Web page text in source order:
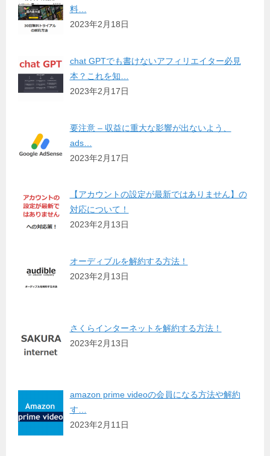
料…
2023年2月18日
chat GPTでも書けないアフィリエイター必見
本？これを知…
2023年2月17日
要注意 – 収益に重大な影響が出ないよう、
ads…
2023年2月17日
【アカウントの設定が最新ではありません】の
対応について！
2023年2月13日
オーディブルを解約する方法！
2023年2月13日
さくらインターネットを解約する方法！
2023年2月13日
amazon prime videoの会員になる方法や解約
す…
2023年2月11日